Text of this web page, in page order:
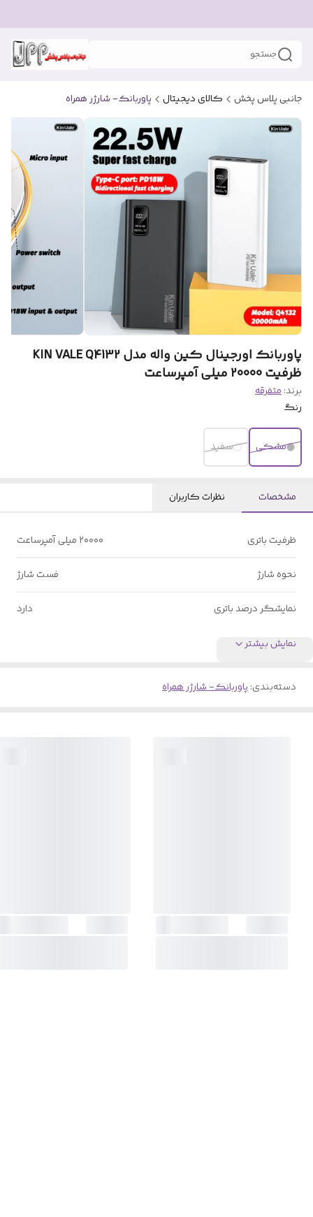
جستجو
جانبی پلاس پخش کالای دیجیتال پاوربانک- شارژر همراه
پاوربانک اورجینال کین واله مدل KIN VALE Q4132
ظرفیت 20000 میلی آمپرساعت
برند:متفرقه
رنگ
مشکی سفید
مشخصات نظرات کاربران
ظرفیت باتری ۲۰۰۰۰ میلی آمپرساعت
نحوه شارژ فست شارژ
نمایشگر درصد باتری دارد
نمایش بیشتر
دسته‌بندی:پاوربانک- شارژر همراه